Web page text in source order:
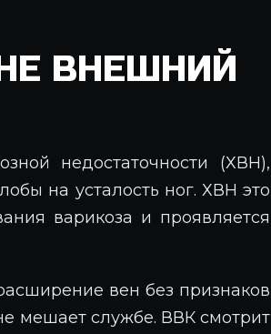
ВНЕШНИЙ
недостаточности (ХВН),
на усталость ног. ХВН это
варикоза и проявляется
вен без признаков
мешает службе. ВВК смотрит